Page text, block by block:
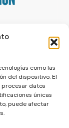
como las
del dispositivo. El
datos
únicas
puede afectar